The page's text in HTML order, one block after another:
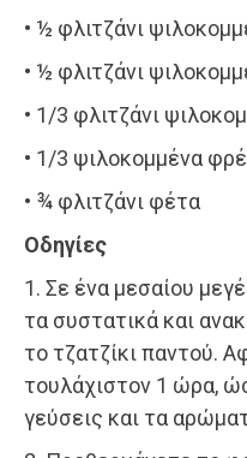
• ½ φλιτζάνι
• ½ φλιτζάνι
• 1/3 φλιτζάνι
• 1/3 ψιλοκομμένα
• ¾ φλιτζάνι φέτα
Οδηγίες
1. Σε ένα μεσαίου
τα συστατικά και
το τζατζίκι παντού.
τουλάχιστον 1 ώρα,
γεύσεις και τα